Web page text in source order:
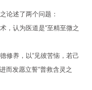
论述了两个问题：
，认为医道是“至精至微之
修养，以“见彼苦恼，若己
而发愿立誓“普救含灵之